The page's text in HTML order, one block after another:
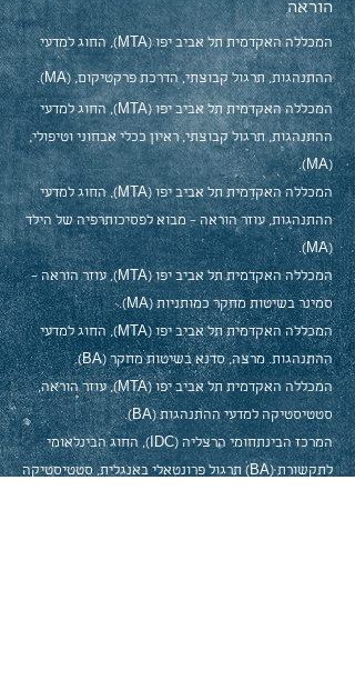
הוראה
המכללה האקדמית תל אביב יפו (MTA), החוג למדעי
ההתנהגות, תרגול קבוצתי, הדרכת פרקטיקום, (MA).
המכללה האקדמית תל אביב יפו (MTA), החוג למדעי
ההתנהגות, תרגול קבוצתי, ראיון ככלי אבחוני וטיפולי,
(MA).
המכללה האקדמית תל אביב יפו (MTA), החוג למדעי
ההתנהגות, עוזר הוראה – מבוא לפסיכותרפיה של הילד
(MA).
המכללה האקדמית תל אביב יפו (MTA), עוזר הוראה –
סמינר בשיטות מחקר כמותניות (MA).
המכללה האקדמית תל אביב יפו (MTA), החוג למדעי
ההתנהגות. מרצה, סדנא בשיטות מחקר (BA).
המכללה האקדמית תל אביב יפו (MTA), עוזר הוראה,
סטטיסטיקה למדעי ההתנהגות (BA).
המרכז הבינתחומי הרצליה (IDC), החוג הבינלאומי
לתקשורת (BA) תרגול פרונטאלי באנגלית, סטטיסטיקה